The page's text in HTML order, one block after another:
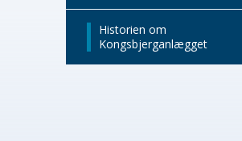
Historien om
Kongsbjerganlægget